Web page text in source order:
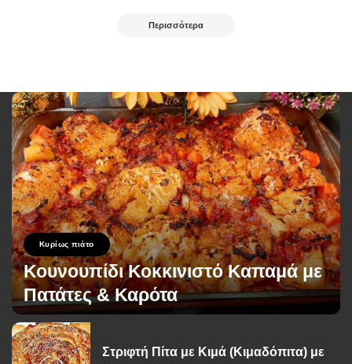
Περισσότερα
Κυρίως πιάτο
Κουνουπίδι Κοκκινιστό Καπαμά με
Πατάτες & Καρότα
Posted
by
George Zolis 2 Ιουνίου 2026
Στριφτή Πίτα με Κιμά (Κιμαδόπιτα) με